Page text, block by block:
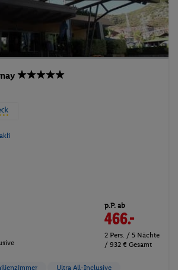
p.P. ab
466.-
2 Pers. / 5 Nächte
/ 932 € Gesamt
Ultra All-Inclusive